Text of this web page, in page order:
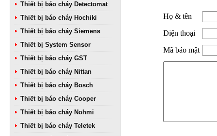
Thiết bị báo cháy Detectomat
Thiết bị báo cháy Hochiki
Thiết bị báo cháy Siemens
Thiết bị System Sensor
Thiết bị báo cháy GST
Thiết bị báo cháy Nittan
Thiết bị báo cháy Bosch
Thiết bị báo cháy Cooper
Thiết bị báo cháy Nohmi
Thiết bị báo cháy Teletek
Họ & tên
Điện thoại
Mã bảo mật